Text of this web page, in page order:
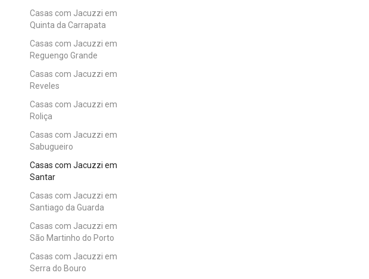
Casas com Jacuzzi em
Quinta da Carrapata
Casas com Jacuzzi em
Reguengo Grande
Casas com Jacuzzi em
Reveles
Casas com Jacuzzi em
Roliça
Casas com Jacuzzi em
Sabugueiro
Casas com Jacuzzi em
Santar
Casas com Jacuzzi em
Santiago da Guarda
Casas com Jacuzzi em
São Martinho do Porto
Casas com Jacuzzi em
Serra do Bouro